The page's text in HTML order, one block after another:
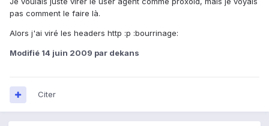
pas comment le faire là.
Alors j'ai viré les headers http :p :bourrinage:
Modifié 14 juin 2009 par dekans
Citer